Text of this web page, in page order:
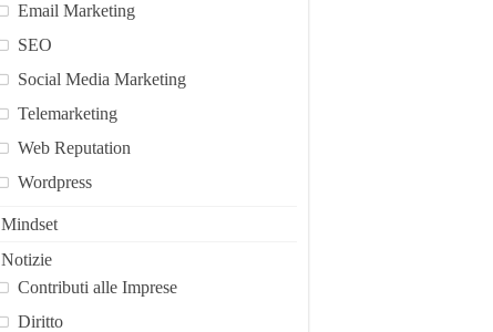
Email Marketing
SEO
Social Media Marketing
Telemarketing
Web Reputation
Wordpress
Mindset
Notizie
Contributi alle Imprese
Diritto